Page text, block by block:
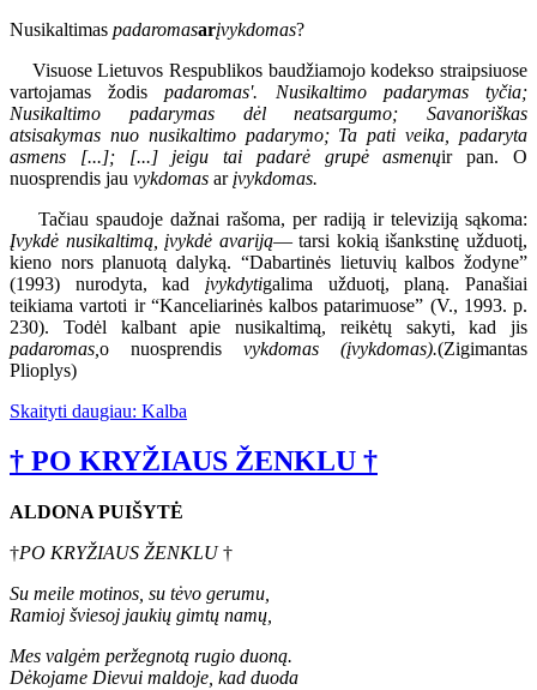
Nusikaltimas padaromasarįvykdomas?
Visuose Lietuvos Respublikos baudžiamojo kodekso straipsiuose
vartojamas žodispadaromas'. Nusikaltimo padarymas tyčia;
Nusikaltimo padarymas dėl neatsargumo; Savanoriškas
atsisakymas nuo nusikaltimo padarymo; Ta pati veika, padaryta
asmens [...]; [...] jeigu tai padarė grupė asmenųir pan. O
nuosprendis jau vykdomas ar įvykdomas.
Tačiau spaudoje dažnai rašoma, per radiją ir televiziją sąkoma:
Įvykdė nusikaltimą, įvykdė avariją— tarsi kokią išankstinę užduotį,
kieno nors planuotą dalyką. “Dabartinės lietuvių kalbos žodyne”
(1993) nurodyta, kad įvykdytigalima užduotį, planą. Panašiai
teikiama vartoti ir “Kanceliarinės kalbos patarimuose” (V., 1993. p.
230). Todėl kalbant apie nusikaltimą, reikėtų sakyti, kad jis
padaromas, o nuosprendis vykdomas (įvykdomas).(Zigimantas
Plioplys)
Skaityti daugiau: Kalba
† PO KRYŽIAUS ŽENKLU †
ALDONA PUIŠYTĖ
†PO KRYŽIAUS ŽENKLU†
Su meile motinos, su tėvo gerumu,
Ramioj šviesoj jaukių gimtų namų,
Mes valgėm peržegnotą rugio duoną.
Dėkojame Dievui maldoje, kad duoda